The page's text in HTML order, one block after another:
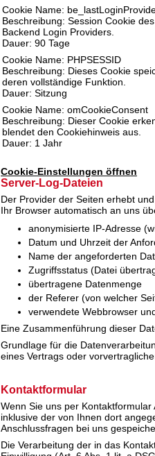
Cookie Name:
Beschreibung: Session Cookie
Backend Login Providers.
Dauer: 90 Tage
Cookie Name: PHPSESSID
Beschreibung: Dieses Cookie
deren vollständige Funktion.
Dauer: Sitzung
Cookie Name: omCookieConsent
Beschreibung: Dieser Cookie
blendet den Cookiehinweis aus.
Dauer: 1 Jahr
Cookie-Einstellungen öffnen
Server-Log-Dateien
Der Provider der Seiten erhebt
Ihr Browser automatisch an uns
anonymisierte IP-Adresse
Datum und Uhrzeit der
Name der angeforderten
Zugriffsstatus (Datei
übertragene Datenmenge
der Referer (von welcher
verwendete Webbrowser
Eine Zusammenführung dieser
Grundlage für die
eines Vertrags oder
Kontaktformular
Wenn Sie uns per
inklusive der von Ihnen dort
Anschlussfragen bei uns
Die Verarbeitung der in das